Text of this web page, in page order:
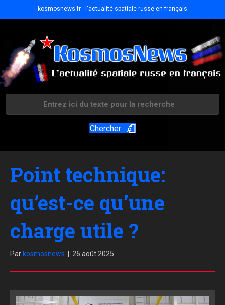
kosmosnews.fr - l'actualité spatiale russe en français
Chercher
Point technique:
qu’est-ce qu’une
charge utile ?
Par kosmosnews 26 août 2025